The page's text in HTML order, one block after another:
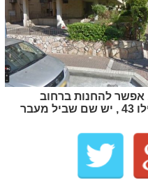
אפשר להחנות ברחוב
הסמוך ברחוב בילו, לשים בוייז בילו 43 , יש שם שביל מעבר